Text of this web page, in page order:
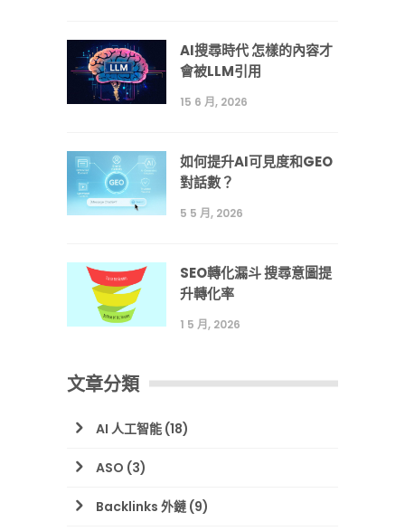
AI搜尋時代 怎樣的內容才
會被LLM引用
15 6 月, 2026
如何提升AI可見度和GEO
對話數？
5 5 月, 2026
SEO轉化漏斗 搜尋意圖提
升轉化率
1 5 月, 2026
文章分類
AI 人工智能 (18)
ASO (3)
Backlinks 外鏈(9)